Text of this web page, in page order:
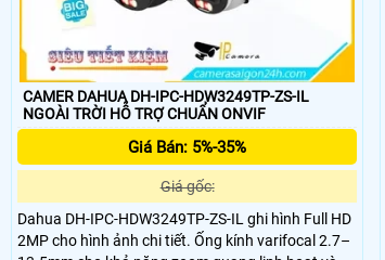
CAMER DAHUA DH-IPC-HDW3249TP-ZS-IL
NGOÀI TRỜI HỖ TRỢ CHUẨN ONVIF
Giá Bán: 5%-35%
Giá gốc:
Dahua DH-IPC-HDW3249TP-ZS-IL ghi hình Full HD
2MP cho hình ảnh chi tiết. Ống kính varifocal 2.7–